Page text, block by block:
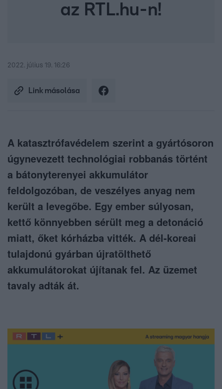
az RTL.hu-n!
2022. július 19. 16:26
Link másolása
A katasztrófavédelem szerint a gyártósoron
úgynevezett technológiai robbanás történt
a bátonyterenyei akkumulátor
feldolgozóban, de veszélyes anyag nem
került a levegőbe. Egy ember súlyosan,
kettő könnyebben sérült meg a detonáció
miatt, őket kórházba vitték. A dél-koreai
tulajdonú gyárban újratölthető
akkumulátorokat újítanak fel. Az üzemet
tavaly adták át.